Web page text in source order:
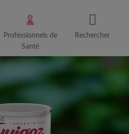
Professionnels de
Santé
Rechercher